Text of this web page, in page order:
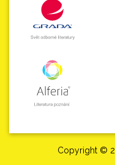
Copyright ©